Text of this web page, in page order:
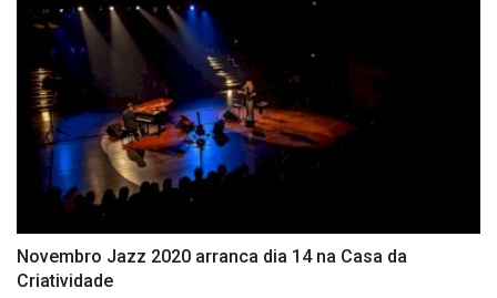
Novembro Jazz 2020 arranca dia 14 na Casa da
Criatividade